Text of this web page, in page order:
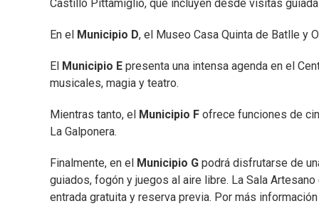
Castillo Pittamiglio, que incluyen desde visitas
En el Municipio D, el Museo Casa Quinta de Batlle y
El Municipio E presenta una intensa agenda en el
musicales, magia y teatro.
Mientras tanto, el Municipio F ofrece funciones de
La Galponera.
Finalmente, en el Municipio G podrá disfrutarse de
guiados, fogón y juegos al aire libre. La Sala
entrada gratuita y reserva previa. Por más